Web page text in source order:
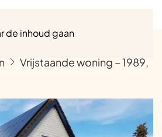
de inhoud gaan
Vrijstaande woning – 1989,